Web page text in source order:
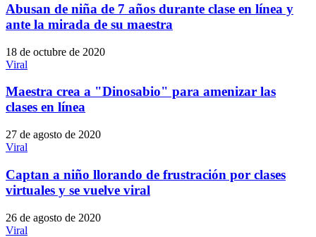
Abusan de niña de 7 años durante clase en línea y
ante la mirada de su maestra
18 de octubre de 2020
Viral
Maestra crea a "Dinosabio" para amenizar las
clases en línea
27 de agosto de 2020
Viral
Captan a niño llorando de frustración por clases
virtuales y se vuelve viral
26 de agosto de 2020
Viral